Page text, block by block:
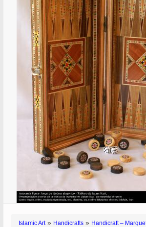
Islamic Art» Handicrafts » Handicraft –